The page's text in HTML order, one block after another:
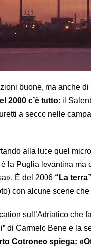
buone, ma anche
2000 c’è tutto: il
a secco nelle
alla luce quel
la Puglia levantina ma
È del 2006 “La terra”
con alcune scene
sull’Adriatico che
di Carmelo Bene e la
Cotroneo spiega: